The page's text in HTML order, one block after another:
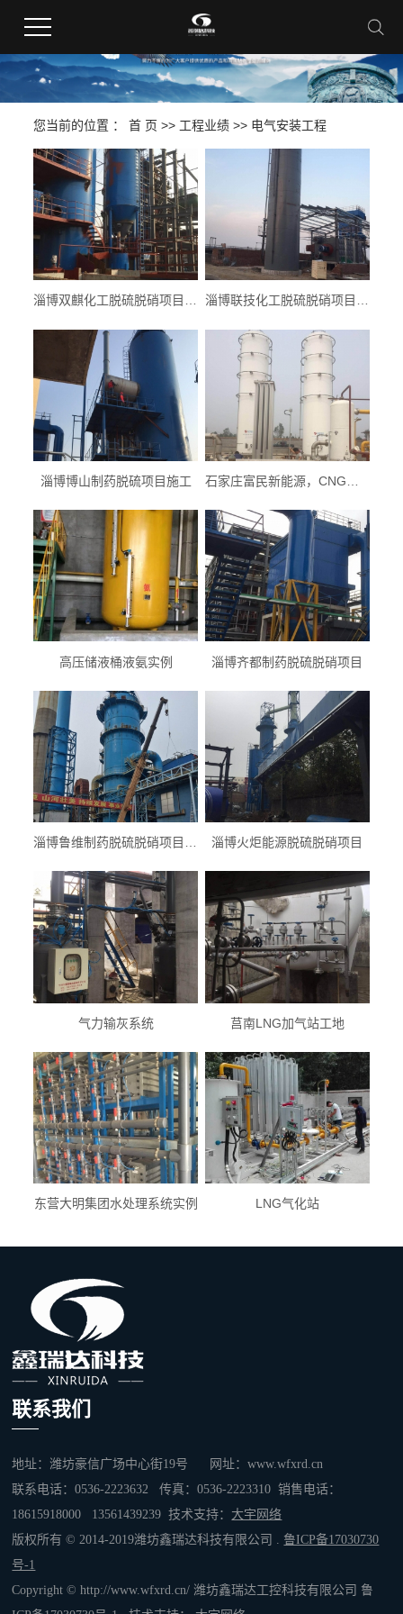
您当前的位置 ：首 页 >> 工程业绩 >> 电气安装工程
淄博双麒化工脱硫脱硝项目实例 淄博联技化工脱硫脱硝项目实例
淄博博山制药脱硫项目施工
高压储液桶液氨实例 淄博齐都制药脱硫脱硝项目
淄博鲁维制药脱硫脱硝项目现场 淄博火炬能源脱硫脱硝项目
气力输灰系统 莒南LNG加气站工地
东营大明集团水处理系统实例 LNG气化站
联系我们
地址：潍坊豪信广场中心街19号 网址：www.wfxrd.cn
联系电话：0536-2223632 传真：0536-2223310 销售电话：
18615918000 13561439239 技术支持： 大宇网络
版权所有 © 2014-2019潍坊鑫瑞达科技有限公司 . 鲁ICP备17030730
号-1
Copyright © http://www.wfxrd.cn/ 潍坊鑫瑞达工控科技有限公司 鲁